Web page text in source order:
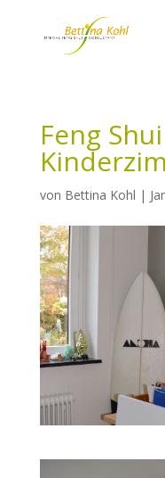
Feng Shui
von Bettina Kohl |